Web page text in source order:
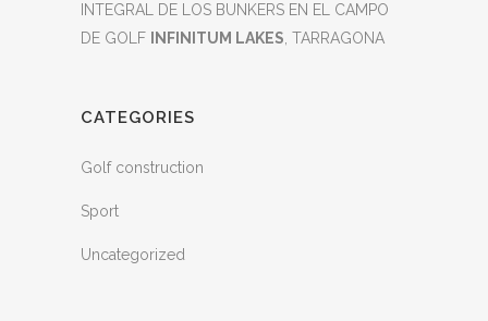
INTEGRAL DE LOS BUNKERS EN EL CAMPO
DE GOLF
INFINITUM LAKES , TARRAGONA
CATEGORIES
Golf construction
Sport
Uncategorized